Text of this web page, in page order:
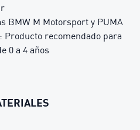
BMW M Motorsport y PUMA
Producto recomendado para
0 a 4 años